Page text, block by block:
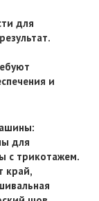
для
и
для
с трикотажем.
край,